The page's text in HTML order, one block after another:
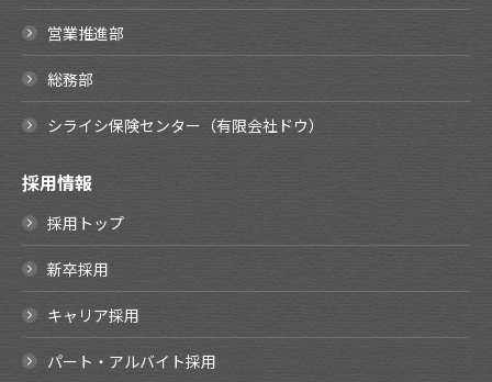
営業推進部
総務部
シライシ保険センター（有限会社ドウ）
採用情報
採用トップ
新卒採用
キャリア採用
パート・アルバイト採用